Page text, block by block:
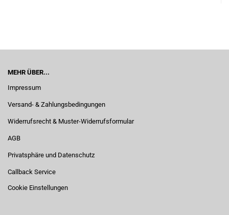
MEHR ÜBER...
Impressum
Versand- & Zahlungsbedingungen
Widerrufsrecht & Muster-Widerrufsformular
AGB
Privatsphäre und Datenschutz
Callback Service
Cookie Einstellungen